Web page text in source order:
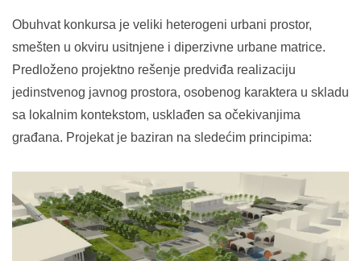
Obuhvat konkursa je veliki heterogeni urbani prostor,
smešten u okviru usitnjene i diperzivne urbane matrice.
Predloženo projektno rešenje predviđa realizaciju
jedinstvenog javnog prostora, osobenog karaktera u skladu
sa lokalnim kontekstom, usklađen sa očekivanjima
građana. Projekat je baziran na sledećim principima: